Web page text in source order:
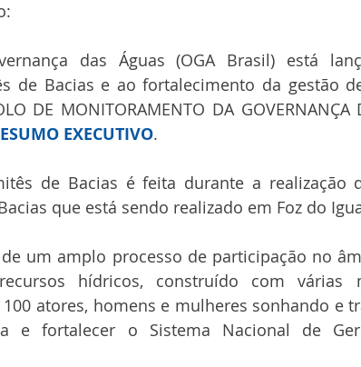
das Águas (OGA Brasil) está
de Bacias e ao fortalecimento da gestão
EXECUTIVO.
de Bacias é feita durante a realização
que está sendo realizado em Foz do
um amplo processo de participação no
hídricos, construído com várias
atores, homens e mulheres sonhando e
e fortalecer o Sistema Nacional de